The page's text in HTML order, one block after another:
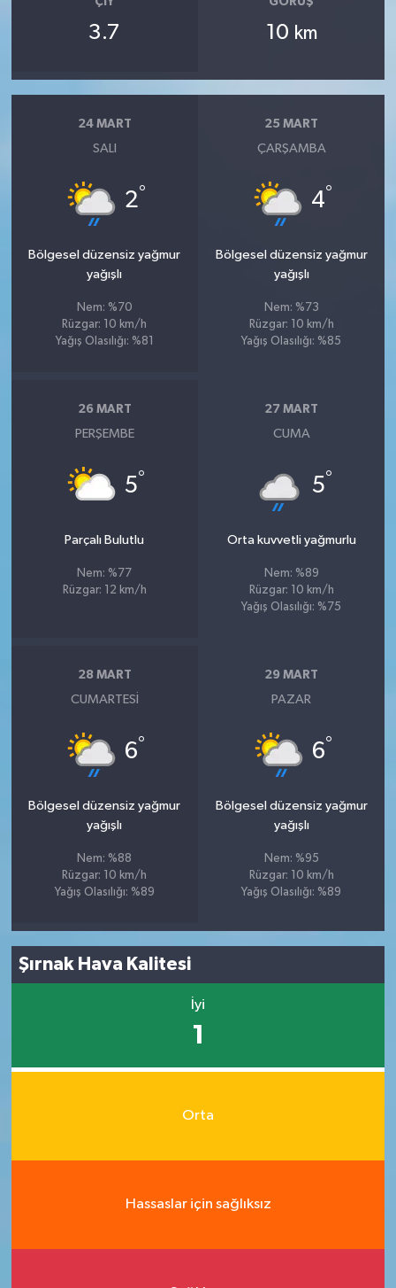
3.7 10 km
24 MART
SALI
2°
Bölgesel düzensiz yağmur
yağışlı
Nem: %70
Rüzgar: 10 km/h
Yağış Olasılığı: %81
25 MART
ÇARŞAMBA
4°
Bölgesel düzensiz yağmur
yağışlı
Nem: %73
Rüzgar: 10 km/h
Yağış Olasılığı: %85
26 MART
PERŞEMBE
5°
Parçalı Bulutlu
Nem: %77
Rüzgar: 12 km/h
27 MART
CUMA
5°
Orta kuvvetli yağmurlu
Nem: %89
Rüzgar: 10 km/h
Yağış Olasılığı: %75
28 MART
CUMARTESI
6°
Bölgesel düzensiz yağmur
yağışlı
Nem: %88
Rüzgar: 10 km/h
Yağış Olasılığı: %89
29 MART
PAZAR
6°
Bölgesel düzensiz yağmur
yağışlı
Nem: %95
Rüzgar: 10 km/h
Yağış Olasılığı: %89
Şırnak Hava Kalitesi
İyi
1
Orta
Hassaslar için sağlıksız